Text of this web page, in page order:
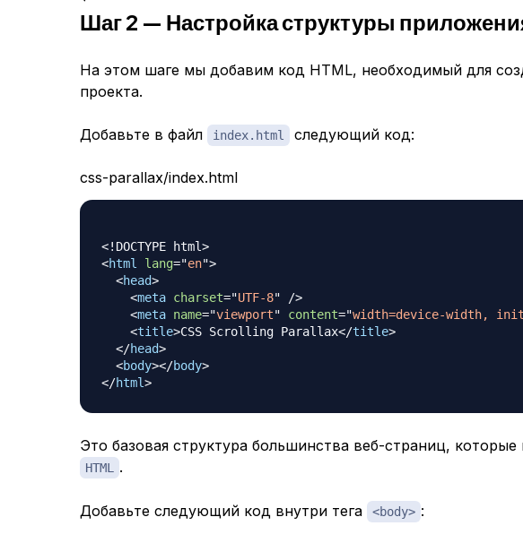
Шаг 2 — Настройка структуры
На этом шаге мы добавим код HTML, необходимый для
проекта.
Добавьте в файл index.html следующий код:
css-parallax/index.html
<! DOCTYPE html>
<html lang="en">
<head>
<meta charset="UTF-8"
/>
<meta name="viewport" content="width=device-width,
<title>CSS Scrolling Parallax</title>
</head>
<body></body>
</html>
Это базовая структура большинства веб-страниц,
HTML .
Добавьте следующий код внутри тега <body> :